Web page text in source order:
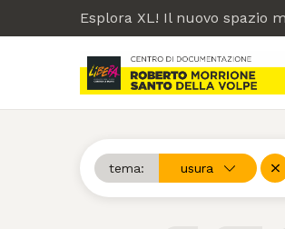
Esplora XL! Il nuovo spazio
tema: usura
Cerca